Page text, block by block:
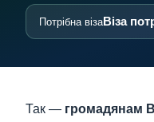
Потрібна візаВіза
Так — громадянам